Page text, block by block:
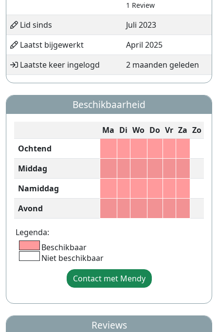
1 Review
Lid sinds
Juli 2023
Laatst bijgewerkt
April 2025
Laatste keer ingelogd
2 maanden geleden
Beschikbaarheid
Ma Di Wo Do Vr Za Zo
Ochtend
Middag
Namiddag
Avond
Legenda:
Beschikbaar
Niet beschikbaar
Contact met Mendy
Reviews